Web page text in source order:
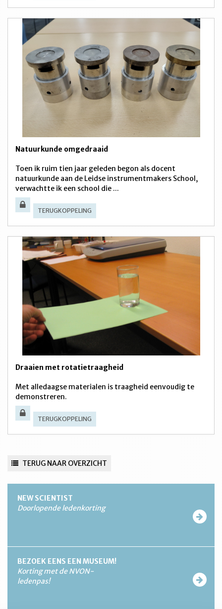
Natuurkunde omgedraaid
Toen ik ruim tien jaar geleden begon als docent
natuurkunde aan de Leidse instrumentmakers School,
verwachtte ik een school die ...
TERUGKOPPELING
Draaien met rotatietraagheid
Met alledaagse materialen is traagheid eenvoudig te
demonstreren.
TERUGKOPPELING
TERUG NAAR OVERZICHT
NEW SCIENTIST
Doorlopende ledenkorting
BEZOEK EENS EEN MUSEUM!
Korting met de NVON-
ledenpas!